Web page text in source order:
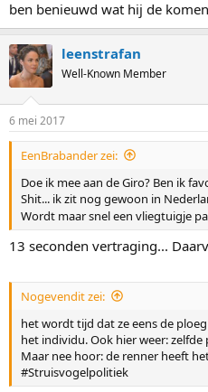
ben benieuwd wat hij de
leenstrafan
Well-Known Member
6 mei 2017
EenBrabander zei:
Doe ik mee aan de Giro? Ben ik
Shit... ik zit nog gewoon in
Wordt maar snel een vliegtuigje
13 seconden vertraging...
Nogevendit zei:
het wordt tijd dat ze eens de
het individu. Ook hier weer:
Maar nee hoor: de renner heeft
#Struisvogelpolitiek